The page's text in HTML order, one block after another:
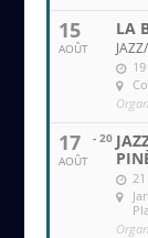
15
AOÛT
LA
17
AOÛT
- 20